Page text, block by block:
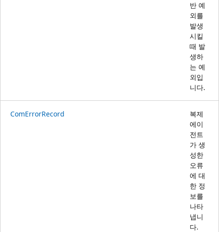
반 예
외를
발생
시킬
때 발
생하
는 예
외입
니다.
ComErrorRecord
복제
에이
전트
가 생
성한
오류
에 대
한 정
보를
나타
냅니
다.